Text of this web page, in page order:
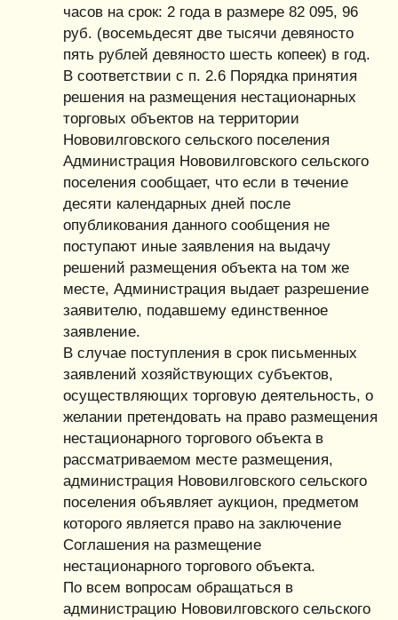
часов на срок: 2 года в размере 82 095, 96
руб. (восемьдесят две тысячи девяносто
пять рублей девяносто шесть копеек) в год.
В соответствии с п. 2.6 Порядка принятия
решения на размещения нестационарных
торговых объектов на территории
Нововилговского сельского поселения
Администрация Нововилговского сельского
поселения сообщает, что если в течение
десяти календарных дней после
опубликования данного сообщения не
поступают иные заявления на выдачу
решений размещения объекта на том же
месте, Администрация выдает разрешение
заявителю, подавшему единственное
заявление.
В случае поступления в срок письменных
заявлений хозяйствующих субъектов,
осуществляющих торговую деятельность, о
желании претендовать на право размещения
нестационарного торгового объекта в
рассматриваемом месте размещения,
администрация Нововилговского сельского
поселения объявляет аукцион, предметом
которого является право на заключение
Соглашения на размещение
нестационарного торгового объекта.
По всем вопросам обращаться в
администрацию Нововилговского сельского